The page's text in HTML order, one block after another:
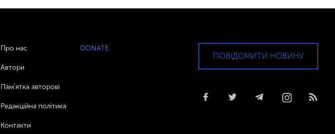
Про нас
Автори
Пам’ятка авторові
Редакційна політика
Контакти
DONATE
ПОВІДОМИТИ НОВИНУ